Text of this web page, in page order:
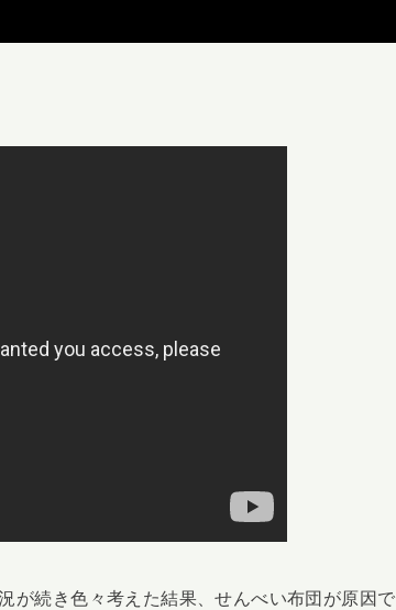
が続き色々考えた結果、せんべい布団が原因で